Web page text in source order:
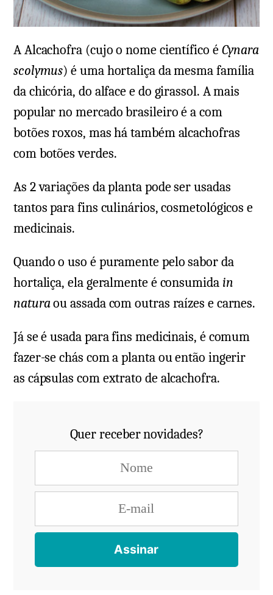
A Alcachofra (cujo o nome científico éCynara
scolymus) é uma hortaliça da mesma família
da chicória, do alface e do girassol. A mais
popular no mercado brasileiro é a com
botões roxos, mas há também alcachofras
com botões verdes.
As 2 variações da planta pode ser usadas
tantos para fins culinários, cosmetológicos e
medicinais.
Quando o uso é puramente pelo sabor da
hortaliça, ela geralmente é consumida in
naturaou assada com outras raízes e carnes.
Já se é usada para fins medicinais, é comum
fazer-se chás com a planta ou então ingerir
as cápsulas com extrato de alcachofra.
Quer receber novidades?